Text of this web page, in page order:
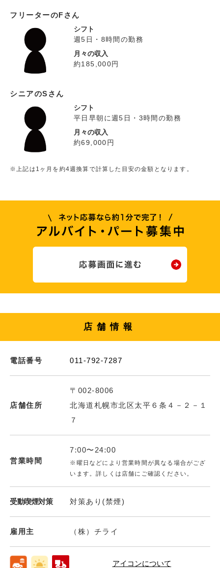
フリーターのFさん
シフト
週5日・8時間の勤務
月々の収入
約185,000円
シニアのSさん
シフト
平日早朝に週5日・3時間の勤務
月々の収入
約69,000円
※上記は1ヶ月を約4週換算で計算した目安の金額となります。
店舗情報
電話番号 011-792-7287
店舗住所
〒002-8006
北海道札幌市北区太平６条４－２－１
７
営業時間
7:00〜24:00
※曜日などにより営業時間が異なる場合がござ
います。詳しくは店舗にご確認ください。
受動喫煙対策 対策あり(禁煙)
雇用主 （株）チライ
アイコンについて